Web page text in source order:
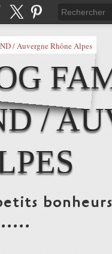
/
.....